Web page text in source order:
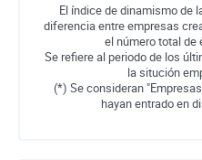
El índice de dinamismo de
diferencia entre empresas
el número total de
Se refiere al periodo de los
la situción
(*) Se consideran
hayan entrado en